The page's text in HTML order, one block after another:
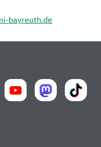
bayreuth.de